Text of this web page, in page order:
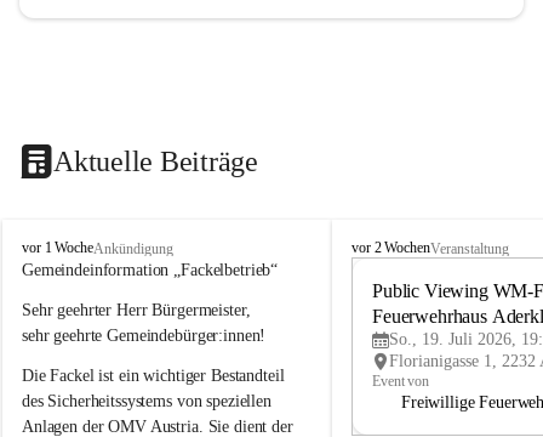
Aktuelle Beiträge
A
d
r
k
a
a
vor 1 WocheAnkündigung
Gemeindeinformation „Fackelbetrieb“
Sehr geehrter Herr Bürgermeister,
sehr geehrte Gemeindebürger:innen!
Die Fackel ist ein wichtiger Bestandteil
des Sicherheitssystems von speziellen
Anlagen der OMV Austria. Sie dient der
A
vor 2 WochenVeranstaltung
Public Viewing WM-
Feuerwehrhaus
So., 19. Juli 2026,
Event von
Freiwillige